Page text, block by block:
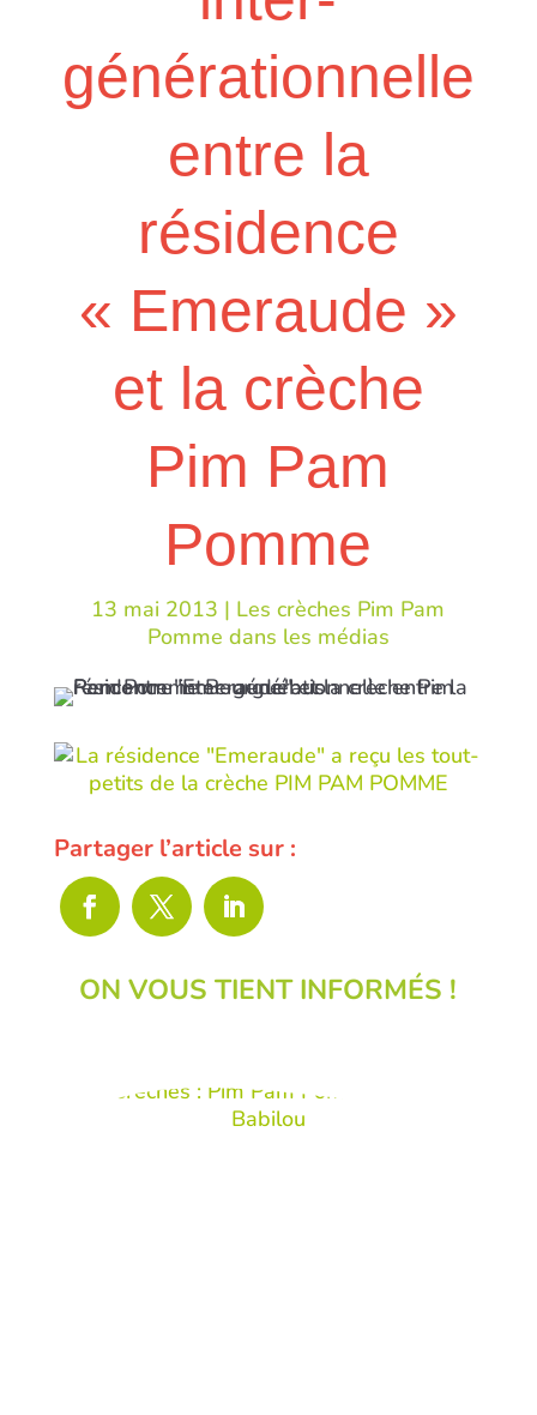
générationnelle
entre la
résidence
« Emeraude »
et la crèche
Pim Pam
Pomme
13 mai 2013 | Les crèches Pim Pam
Pomme dans les médias
Partager l’article sur :
ON VOUS TIENT INFORMÉS !